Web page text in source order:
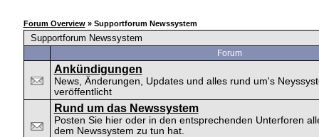
Forum Overview » Supportforum Newssystem
Supportforum Newssystem
Forum
Ankündigungen
News, Änderungen, Updates und alles rund um's
veröffentlicht
Rund um das Newssystem
Posten Sie hier oder in den entsprechenden Unterforen
dem Newssystem zu tun hat.